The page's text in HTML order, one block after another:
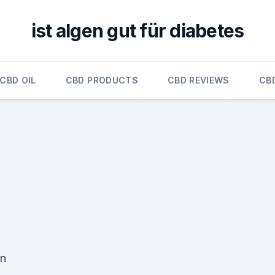
ist algen gut für diabetes
CBD OIL CBD PRODUCTS CBD REVIEWS